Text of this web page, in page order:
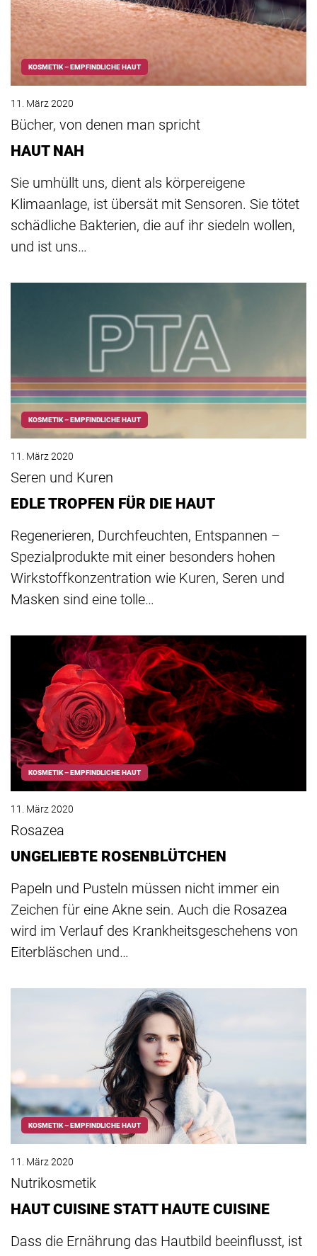
KOSMETIK – EMPFINDLICHE HAUT
11. März 2020
Bücher, von denen man spricht
HAUT NAH
Sie umhüllt uns, dient als körpereigene
Klimaanlage, ist übersät mit Sensoren. Sie tötet
schädliche Bakterien, die auf ihr siedeln wollen,
und ist uns…
KOSMETIK – EMPFINDLICHE HAUT
11. März 2020
Seren und Kuren
EDLE TROPFEN FÜR DIE HAUT
Regenerieren, Durchfeuchten, Entspannen –
Spezialprodukte mit einer besonders hohen
Wirkstoffkonzentration wie Kuren, Seren und
Masken sind eine tolle…
KOSMETIK – EMPFINDLICHE HAUT
11. März 2020
Rosazea
UNGELIEBTE ROSENBLÜTCHEN
Papeln und Pusteln müssen nicht immer ein
Zeichen für eine Akne sein. Auch die Rosazea
wird im Verlauf des Krankheitsgeschehens von
Eiterbläschen und…
KOSMETIK – EMPFINDLICHE HAUT
11. März 2020
Nutrikosmetik
HAUT CUISINE STATT HAUTE CUISINE
Dass die Ernährung das Hautbild beeinflusst, ist